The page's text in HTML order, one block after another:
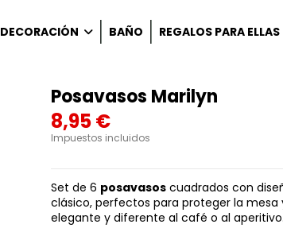
DECORACIÓN BAÑO REGALOS PARA ELLAS
Posavasos Marilyn
8,95 €
Impuestos incluidos
Set de 6 posavasoscuadrados con
clásico, perfectos para proteger la mesa
elegante y diferente al café o al aperitivo.